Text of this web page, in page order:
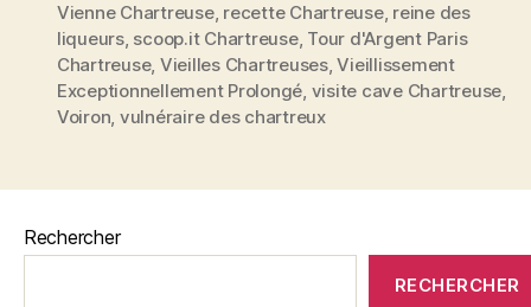
Vienne Chartreuse, recette Chartreuse, reine des
liqueurs, scoop.it Chartreuse, Tour d'Argent Paris
Chartreuse, Vieilles Chartreuses,Vieillissement
Exceptionnellement Prolongé, visite cave Chartreuse,
Voiron, vulnéraire des chartreux
Rechercher
RECHERCHER